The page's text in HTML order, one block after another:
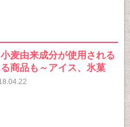
麦由来成分が使用される
商品も～アイス、氷菓